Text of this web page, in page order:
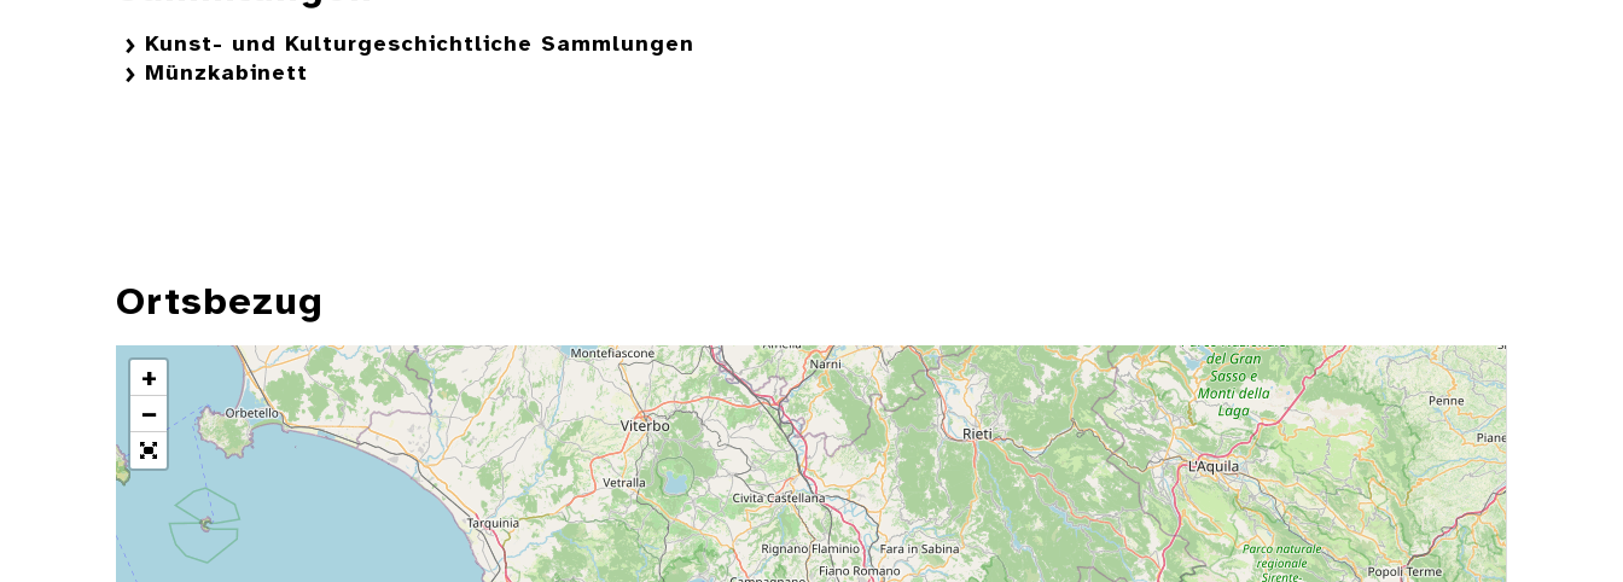
Kunst- und Kulturgeschichtliche Sammlungen
Münzkabinett
Ortsbezug
+
−